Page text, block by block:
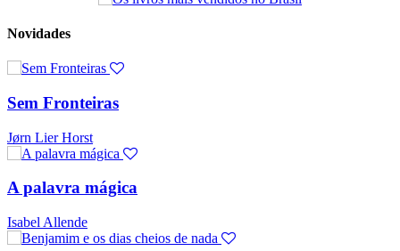
Novidades
Sem Fronteiras
Jørn Lier Horst
A palavra mágica
Isabel Allende